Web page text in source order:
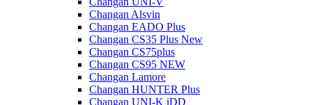
Changan Alsvin
Changan EADO Plus
Changan CS35 Plus New
Changan CS75plus
Changan CS95 NEW
Changan Lamore
Changan HUNTER Plus
Changan UNI-K iDD